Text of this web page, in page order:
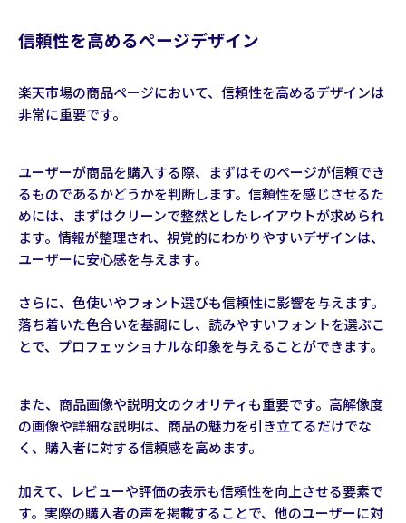
信頼性を高めるページデザイン
楽天市場の商品ページにおいて、信頼性を高めるデザインは
非常に重要です。
ユーザーが商品を購入する際、まずはそのページが信頼でき
るものであるかどうかを判断します。信頼性を感じさせるた
めには、まずはクリーンで整然としたレイアウトが求められ
ます。情報が整理され、視覚的にわかりやすいデザインは、
ユーザーに安心感を与えます。
さらに、色使いやフォント選びも信頼性に影響を与えます。
落ち着いた色合いを基調にし、読みやすいフォントを選ぶこ
とで、プロフェッショナルな印象を与えることができます。
また、商品画像や説明文のクオリティも重要です。高解像度
の画像や詳細な説明は、商品の魅力を引き立てるだけでな
く、購入者に対する信頼感を高めます。
加えて、レビューや評価の表示も信頼性を向上させる要素で
す。実際の購入者の声を掲載することで、他のユーザーに対